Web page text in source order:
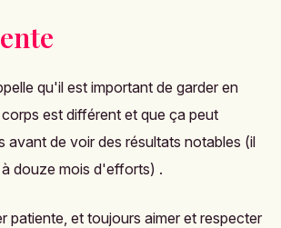
qu'il est important de garder en
est différent et que ça peut
avant de voir des résultats notables (il
douze mois d'efforts) .
patiente, et toujours aimer et respecter